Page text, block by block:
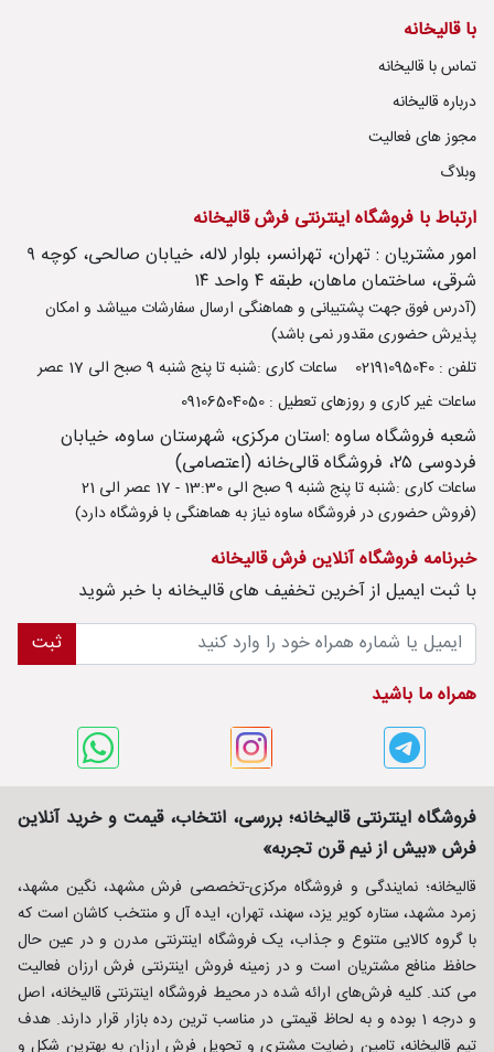
با قالیخانه
تماس با قالیخانه
درباره قالیخانه
مجوز های فعالیت
وبلاگ
ارتباط با فروشگاه اینترنتی فرش قالیخانه
امور مشتریان : تهران، تهرانسر، بلوار لاله، خیابان صالحی، کوچه ۹
شرقی، ساختمان ماهان، طبقه ۴ واحد ۱۴
(آدرس فوق جهت پشتیبانی و هماهنگی ارسال سفارشات میباشد و امکان
پذیرش حضوری مقدور نمی باشد)
تلفن : 02191095040
ساعات کاری :شنبه تا پنج شنبه 9 صبح الی 17 عصر
ساعات غیر کاری و روزهای تعطیل : 09106504050
شعبه فروشگاه ساوه :استان مرکزی، شهرستان ساوه، خیابان
فردوسی ۲۵، فروشگاه قالی‌خانه (اعتصامی)
ساعات کاری :شنبه تا پنج شنبه 9 صبح الی 13:30 - 17 عصر الی 21
(فروش حضوری در فروشگاه ساوه نیاز به هماهنگی با فروشگاه دارد)
خبرنامه فروشگاه آنلاین فرش قالیخانه
با ثبت ايميل از آخرین تخفیف های قالیخانه با خبر شوید
ثبت
همراه ما باشید
فروشگاه اینترنتی قالیخانه؛ بررسی، انتخاب، قیمت و خرید آنلاین
فرش «بیش از نیم قرن تجربه»
قالیخانه؛ نمایندگی و فروشگاه مرکزی-تخصصی فرش مشهد، نگین مشهد،
زمرد مشهد، ستاره کویر یزد، سهند، تهران، ایده آل و منتخب کاشان است که
با گروه کالایی متنوع و جذاب، یک فروشگاه اینترنتی مدرن و در عین حال
حافظ منافع مشتریان است و در زمینه فروش اینترنتی فرش ارزان فعالیت
می کند. کلیه فرش‌های ارائه شده در محیط فروشگاه اینترنتی قالیخانه، اصل
و درجه 1 بوده و به لحاظ قیمتی در مناسب ترین رده بازار قرار دارند. هدف